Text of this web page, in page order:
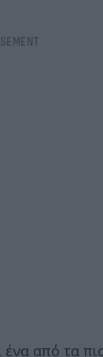
από τα